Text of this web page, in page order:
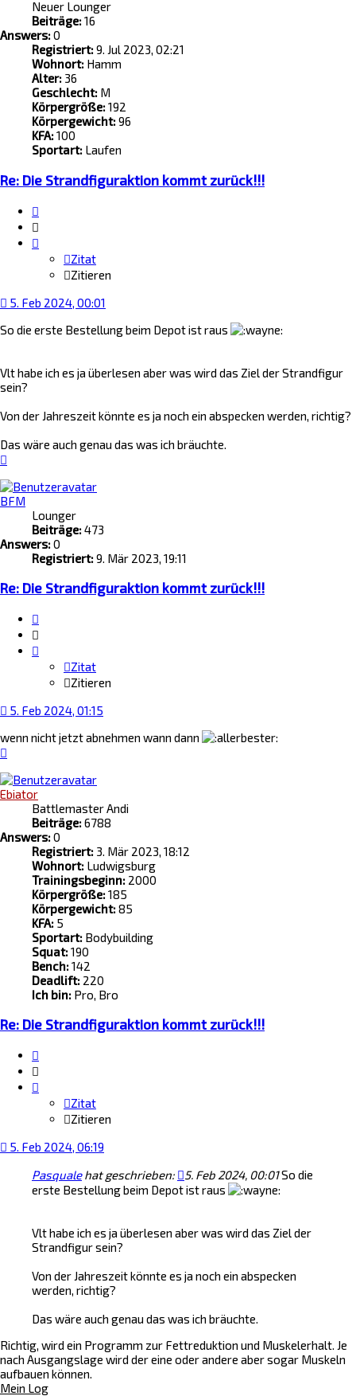
Neuer Lounger
Beiträge:16
Answers:0
Registriert:9. Jul 2023, 02:21
Wohnort: Hamm
Alter: 36
Geschlecht: M
Körpergröße:192
Körpergewicht:96
KFA:100
Sportart: Laufen
Re: Die Strandfiguraktion kommt zurück!!!
Zitat
Zitieren
5. Feb 2024, 00:01
So die erste Bestellung beim Depot ist raus
Vlt habe ich es ja überlesen aber was wird das Ziel der Strandfigur
sein?
Von der Jahreszeit könnte es ja noch ein abspecken werden, richtig?
Das wäre auch genau das was ich bräuchte.
BFM
Lounger
Beiträge:473
Answers:0
Registriert:9. Mär 2023, 19:11
Re: Die Strandfiguraktion kommt zurück!!!
Zitat
Zitieren
5. Feb 2024, 01:15
wenn nicht jetzt abnehmen wann dann
Ebiator
Battlemaster Andi
Beiträge:6788
Answers:0
Registriert: 3. Mär 2023, 18:12
Wohnort: Ludwigsburg
Trainingsbeginn: 2000
Körpergröße:185
Körpergewicht:85
KFA: 5
Sportart: Bodybuilding
Squat:190
Bench:142
Deadlift: 220
Ich bin: Pro, Bro
Re: Die Strandfiguraktion kommt zurück!!!
Zitat
Zitieren
5. Feb 2024, 06:19
Pasqualehat geschrieben: 5. Feb 2024, 00:01So die
erste Bestellung beim Depot ist raus
Vlt habe ich es ja überlesen aber was wird das Ziel der
Strandfigur sein?
Von der Jahreszeit könnte es ja noch ein abspecken
werden, richtig?
Das wäre auch genau das was ich bräuchte.
Richtig, wird ein Programm zur Fettreduktion und Muskelerhalt. Je
nach Ausgangslage wird der eine oder andere aber sogar Muskeln
aufbauen können.
Mein Log